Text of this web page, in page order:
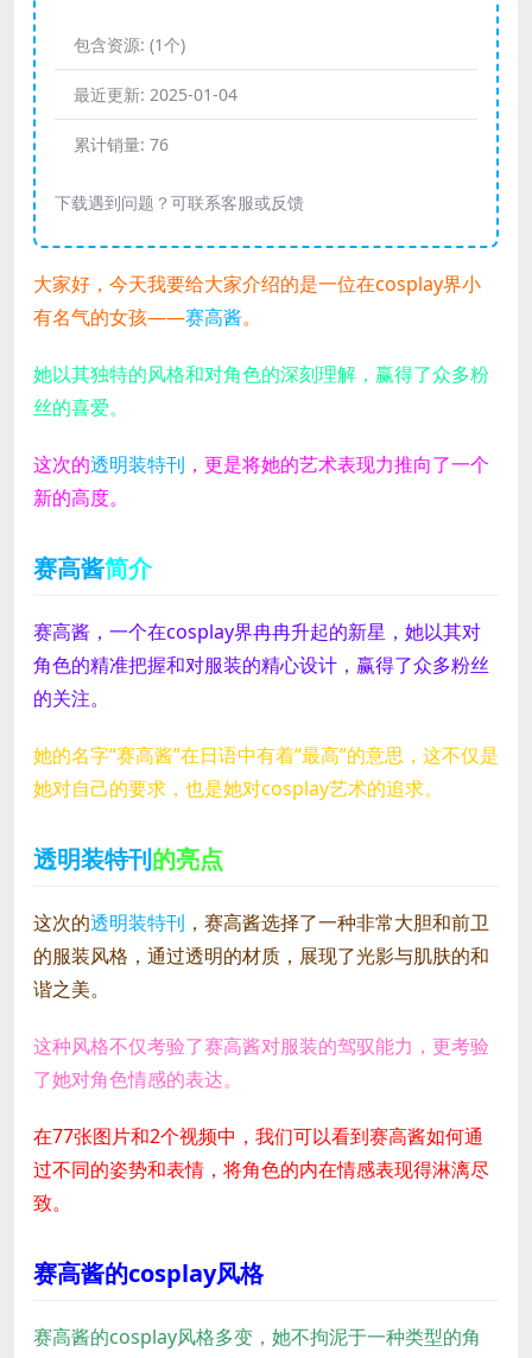
包含资源: (1个)
最近更新: 2025-01-04
累计销量: 76
下载遇到问题？可联系客服或反馈
大家好，今天我要给大家介绍的是一位在cosplay界小
有名气的女孩——赛高酱。
她以其独特的风格和对角色的深刻理解，赢得了众多粉
丝的喜爱。
这次的透明装特刊 ，更是将她的艺术表现力推向了一个
新的高度。
赛高酱简介
赛高酱，一个在cosplay界冉冉升起的新星，她以其对
角色的精准把握和对服装的精心设计，赢得了众多粉丝
的关注。
她的名字“赛高酱”在日语中有着“最高”的意思，这不仅是
她对自己的要求，也是她对cosplay艺术的追求。
透明装特刊的亮点
这次的透明装特刊 ，赛高酱选择了一种非常大胆和前卫
的服装风格，通过透明的材质，展现了光影与肌肤的和
谐之美。
这种风格不仅考验了赛高酱对服装的驾驭能力，更考验
了她对角色情感的表达。
在77张图片和2个视频中，我们可以看到赛高酱如何通
过不同的姿势和表情，将角色的内在情感表现得淋漓尽
致。
赛高酱的cosplay风格
赛高酱的cosplay风格多变，她不拘泥于一种类型的角